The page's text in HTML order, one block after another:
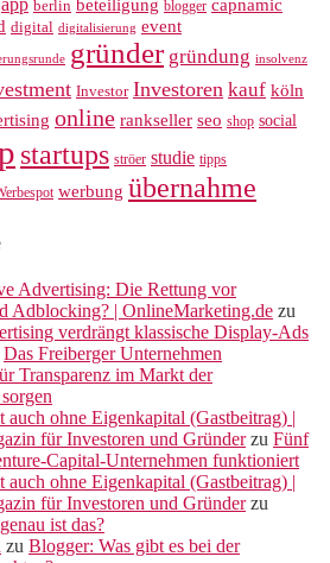
berlin beteiligung blogger capnamic
digital digitalisierung event
gründer gründung insolvenz
Investor Investoren kauf köln
online rankseller seo shop social
startups ströer studie tipps
werbung übernahme
Advertising: Die Rettung vor
Adblocking? | OnlineMarketing.de zu
verdrängt klassische Display-Ads
Das Freiberger Unternehmen
Transparenz im Markt der
auch ohne Eigenkapital (Gastbeitrag) |
für Investoren und Gründerzu Fünf
Capital-Unternehmen funktioniert
auch ohne Eigenkapital (Gastbeitrag) |
für Investoren und Gründerzu
ist das?
zu Blogger: Was gibt es bei der